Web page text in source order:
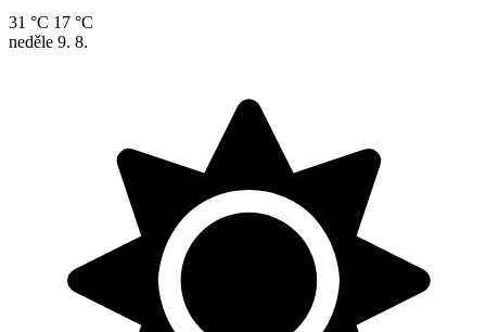
31 °C 17 °C
neděle 9. 8.